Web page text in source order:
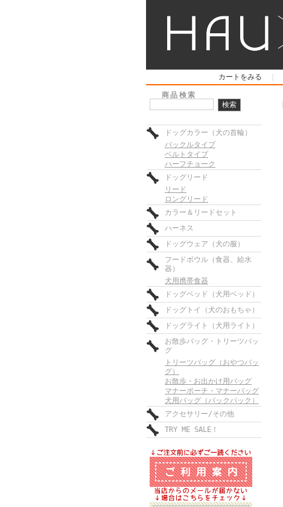
カートをみる
商品検索
ドッグカラー（犬の首輪）
バックルタイプ
ベルトタイプ
ハーフチョーク
ドッグリード
リード
ロングリード
カラー＆リードセット
ハーネス
ドッグウェア（犬の服）
フードボウル（食器、給水
器）
犬用携帯食器
ドッグベッド（犬用ベッド）
ドッグトイ（犬のおもちゃ）
ドッグライト（犬用ライト）
お散歩バッグ・トリーツバッ
グ
トリーツバッグ（おやつバッ
グ）
お散歩・お出かけ用バッグ
マナーポーチ・マナーバッグ
犬用バッグ（バックパック）
アクセサリー/その他
TRY ME SALE！